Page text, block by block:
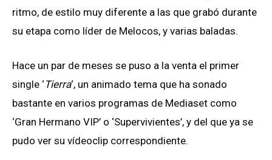
ritmo, de estilo muy diferente a las que grabó durante
su etapa como líder de Melocos, y varias baladas.
Hace un par de meses se puso a la venta el primer
single ‘Tierra‘, un animado tema que ha sonado
bastante en varios programas de Mediaset como
‘Gran Hermano VIP’ o ‘Supervivientes’, y del que ya se
pudo ver su vídeoclip correspondiente.